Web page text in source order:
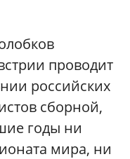
проводит
российских
сборной,
годы ни
мира, ни